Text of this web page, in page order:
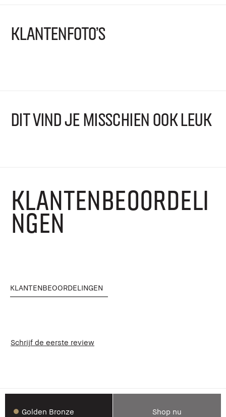
KLANTENFOTO'S
DIT VIND JE MISSCHIEN OOK LEUK
KLANTENBEOORDELI
NGEN
KLANTENBEOORDELINGEN
Schrijf de eerste review
Golden Bronze Shop nu